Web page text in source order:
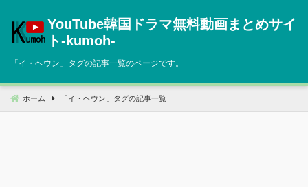
へ
動
YouTube韓国ドラマ無料動画まとめサイ
ト‐kumoh‐
「イ・ヘウン 」タグの記事一覧のページです。
ホーム 「 イ・ヘウン 」タグの記事一覧